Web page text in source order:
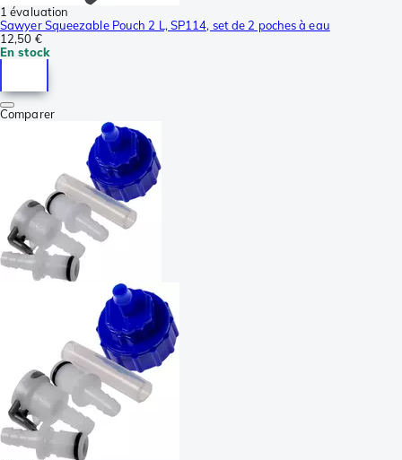
1 évaluation
Sawyer Squeezable Pouch 2 L, SP114, set de 2 poches à eau
12,50 €
En stock
Comparer